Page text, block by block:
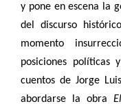
y pone en escena la
del discurso
momento
posiciones políticas
cuentos de Jorge
abordarse la obra